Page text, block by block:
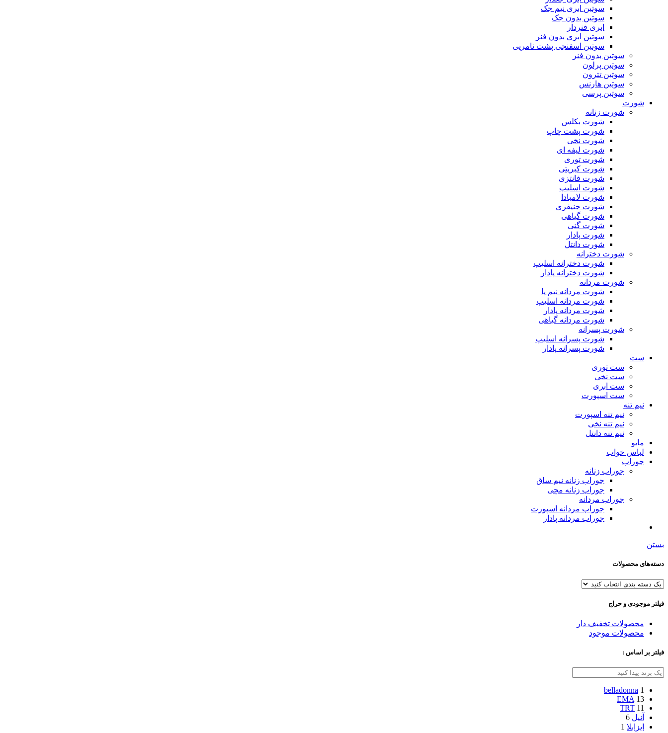
سوتین ابری نیم جک
سوتین بدون جک
ابری فنردار
سوتین ابری بدون فنر
سوتین اسفنجی پشت نامریی
سوتین بدون فنر
سوتین پرلون
سوتین تترون
سوتین هارنس
سوتین پرسی
شورت
شورت زنانه
شورت بکلس
شورت پشت چاپ
شورت نخی
شورت لیفه ای
شورت توری
شورت کبریتی
شورت فانتزی
شورت اسلیپ
شورت لامبادا
شورت جنیفری
شورت گیاهی
شورت گنی
شورت پادار
شورت دانتل
شورت دخترانه
شورت دخترانه اسلیپ
شورت دخترانه پادار
شورت مردانه
شورت مردانه نیم پا
شورت مردانه اسلیپ
شورت مردانه پادار
شورت مردانه گیاهی
شورت پسرانه
شورت پسرانه اسلیپ
شورت پسرانه پادار
ست
ست توری
ست نخی
ست ابری
ست اسپورت
نیم تنه
نیم تنه اسپورت
نیم تنه نخی
نیم تنه دانتل
مایو
لباس خواب
جوراب
جوراب زنانه
جوراب زنانه نیم ساق
جوراب زنانه مچی
جوراب مردانه
جوراب مردانه اسپورت
جوراب مردانه پادار
بستن
دسته‌های محصولات
فیلتر موجودی و حراج
محصولات تخفیف دار
محصولات موجود
فیلتر بر اساس :
belladonna 1
EMA 13
TRT 11
آنیل 6
ایزابلا 1